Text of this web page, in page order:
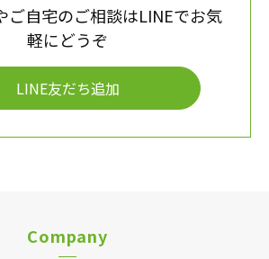
ご自宅のご相談はLINEでお気
軽にどうぞ
LINE友だち追加
Company